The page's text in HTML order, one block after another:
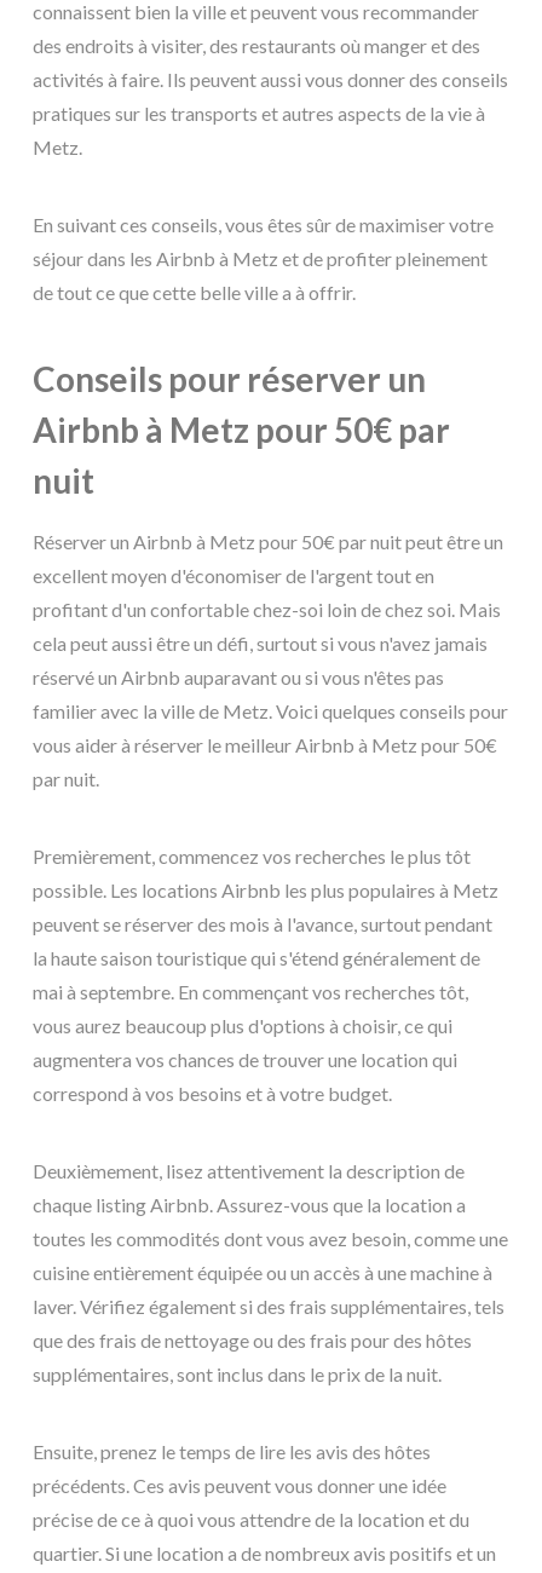
connaissent bien la ville et peuvent vous recommander
des endroits à visiter, des restaurants où manger et des
activités à faire. Ils peuvent aussi vous donner des conseils
pratiques sur les transports et autres aspects de la vie à
Metz.
En suivant ces conseils, vous êtes sûr de maximiser votre
séjour dans les Airbnb à Metz et de profiter pleinement
de tout ce que cette belle ville a à offrir.
Conseils pour réserver un
Airbnb à Metz pour 50€ par
nuit
Réserver un Airbnb à Metz pour 50€ par nuit peut être un
excellent moyen d'économiser de l'argent tout en
profitant d'un confortable chez-soi loin de chez soi. Mais
cela peut aussi être un défi, surtout si vous n'avez jamais
réservé un Airbnb auparavant ou si vous n'êtes pas
familier avec la ville de Metz. Voici quelques conseils pour
vous aider à réserver le meilleur Airbnb à Metz pour 50€
par nuit.
Premièrement, commencez vos recherches le plus tôt
possible. Les locations Airbnb les plus populaires à Metz
peuvent se réserver des mois à l'avance, surtout pendant
la haute saison touristique qui s'étend généralement de
mai à septembre. En commençant vos recherches tôt,
vous aurez beaucoup plus d'options à choisir, ce qui
augmentera vos chances de trouver une location qui
correspond à vos besoins et à votre budget.
Deuxièmement, lisez attentivement la description de
chaque listing Airbnb. Assurez-vous que la location a
toutes les commodités dont vous avez besoin, comme une
cuisine entièrement équipée ou un accès à une machine à
laver. Vérifiez également si des frais supplémentaires, tels
que des frais de nettoyage ou des frais pour des hôtes
supplémentaires, sont inclus dans le prix de la nuit.
Ensuite, prenez le temps de lire les avis des hôtes
précédents. Ces avis peuvent vous donner une idée
précise de ce à quoi vous attendre de la location et du
quartier. Si une location a de nombreux avis positifs et un